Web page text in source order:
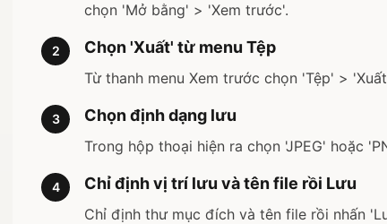
chọn 'Mở bằng' > 'Xem trước'.
2 Chọn 'Xuất' từ menu Tệp
Từ thanh menu Xem trước chọn 'Tệp' >
3 Chọn định dạng lưu
Trong hộp thoại hiện ra chọn 'JPEG' hoặc
4 Chỉ định vị trí lưu và tên file rồi Lưu
Chỉ định thư mục đích và tên file rồi nhấn